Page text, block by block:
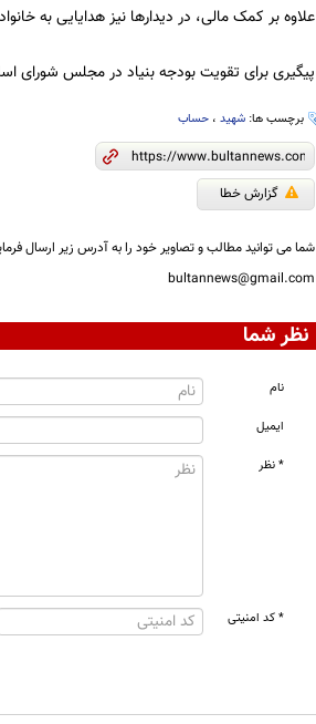
علاوه بر کمک مالی، در دیدارها نیز هدایایی به
پیگیری برای تقویت بودجه بنیاد در مجلس شورای
برچسب ها: شهید، حساب
گزارش خطا
شما می توانید مطالب و تصاویر خود را به آدرس زیر ارسال
bultannews@gmail.com
نظر شما
نام
ایمیل
* نظر
* کد امنیتی